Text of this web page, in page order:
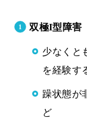
双極I型障害
少なくと
を経験す
躁状態が
ど